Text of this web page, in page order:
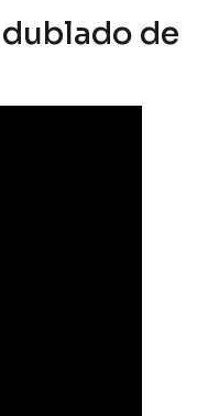
de